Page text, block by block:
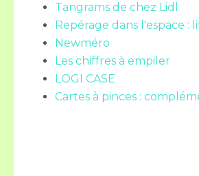
Tangrams de chez Lidl
Repérage dans l'espace :
Newméro
Les chiffres à empiler
LOGI CASE
Cartes à pinces :